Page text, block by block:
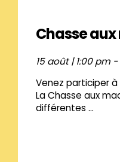
Chasse
15 août | 1:00 pm -
Venez participer
La Chasse aux
différentes ...